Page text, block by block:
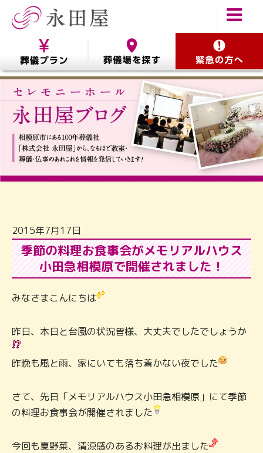
2015年7月17日
季節の料理お食事会がメモリアルハウス
小田急相模原で開催されました！
みなさまこんにちは
昨日、本日と台風の状況皆様、大丈夫でしたでしょうか
昨晩も風と雨、家にいても落ち着かない夜でした
さて、先日「メモリアルハウス小田急相模原」にて季節
の料理お食事会が開催されました
今回も夏野菜、清涼感のあるお料理が出ました